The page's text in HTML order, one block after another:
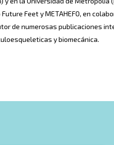
Future Feet y METAHEFO, en
de numerosas publicaciones
y biomecánica.